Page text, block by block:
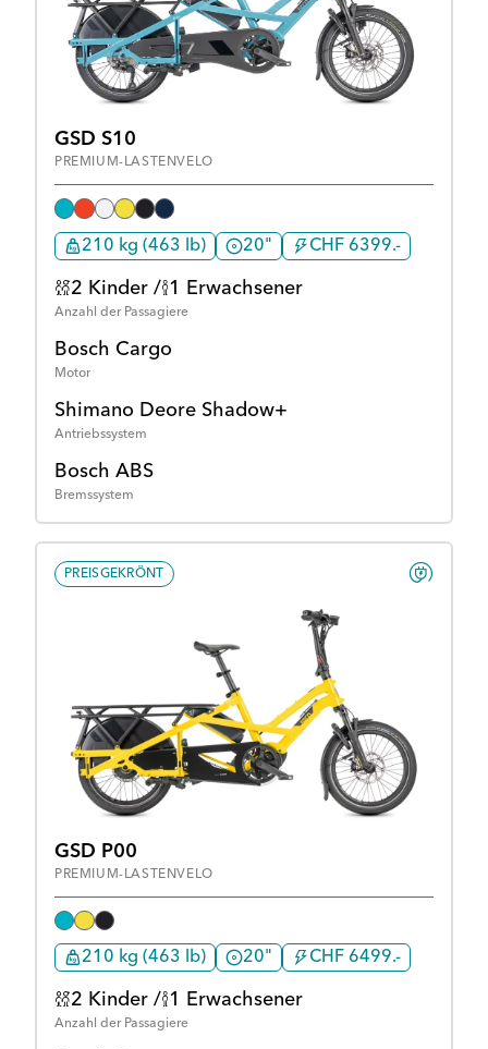
GSD S10
PREMIUM-LASTENVELO
210 kg (463 lb) 20" CHF 6399.-
2 Kinder / 1 Erwachsener
Anzahl der Passagiere
Bosch Cargo
Motor
Shimano Deore Shadow+
Antriebssystem
Bosch ABS
Bremssystem
PREISGEKRÖNT
GSD P00
PREMIUM-LASTENVELO
210 kg (463 lb) 20" CHF 6499.-
2 Kinder / 1 Erwachsener
Anzahl der Passagiere